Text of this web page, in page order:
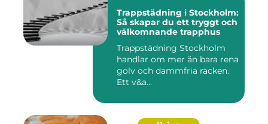
Trappstädning i Stockholm:
Så skapar du ett tryggt och
välkomnande trapphus
Trappstädning Stockholm
handlar om mer än bara rena
golv och dammfria räcken.
Ett v&a...